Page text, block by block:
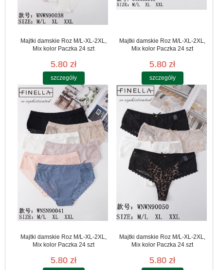
Majtki damskie Roz M/L-XL-2XL,
Mix kolor Paczka 24 szt
5.80 zł
szczegóły
Majtki damskie Roz M/L-XL-2XL,
Mix kolor Paczka 24 szt
5.80 zł
szczegóły
Majtki damskie Roz M/L-XL-2XL,
Mix kolor Paczka 24 szt
5.80 zł
Majtki damskie Roz M/L-XL-2XL,
Mix kolor Paczka 24 szt
5.80 zł